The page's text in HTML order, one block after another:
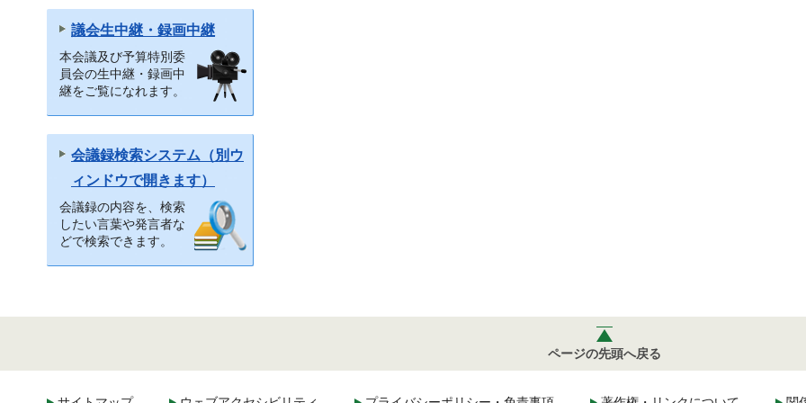
議会生中継・録画中継
本会議及び予算特別委
員会の生中継・録画中
継をご覧になれます。
会議録検索システム（別ウ
ィンドウで開きます）
会議録の内容を、検索
したい言葉や発言者な
どで検索できます。
ページの先頭へ戻る